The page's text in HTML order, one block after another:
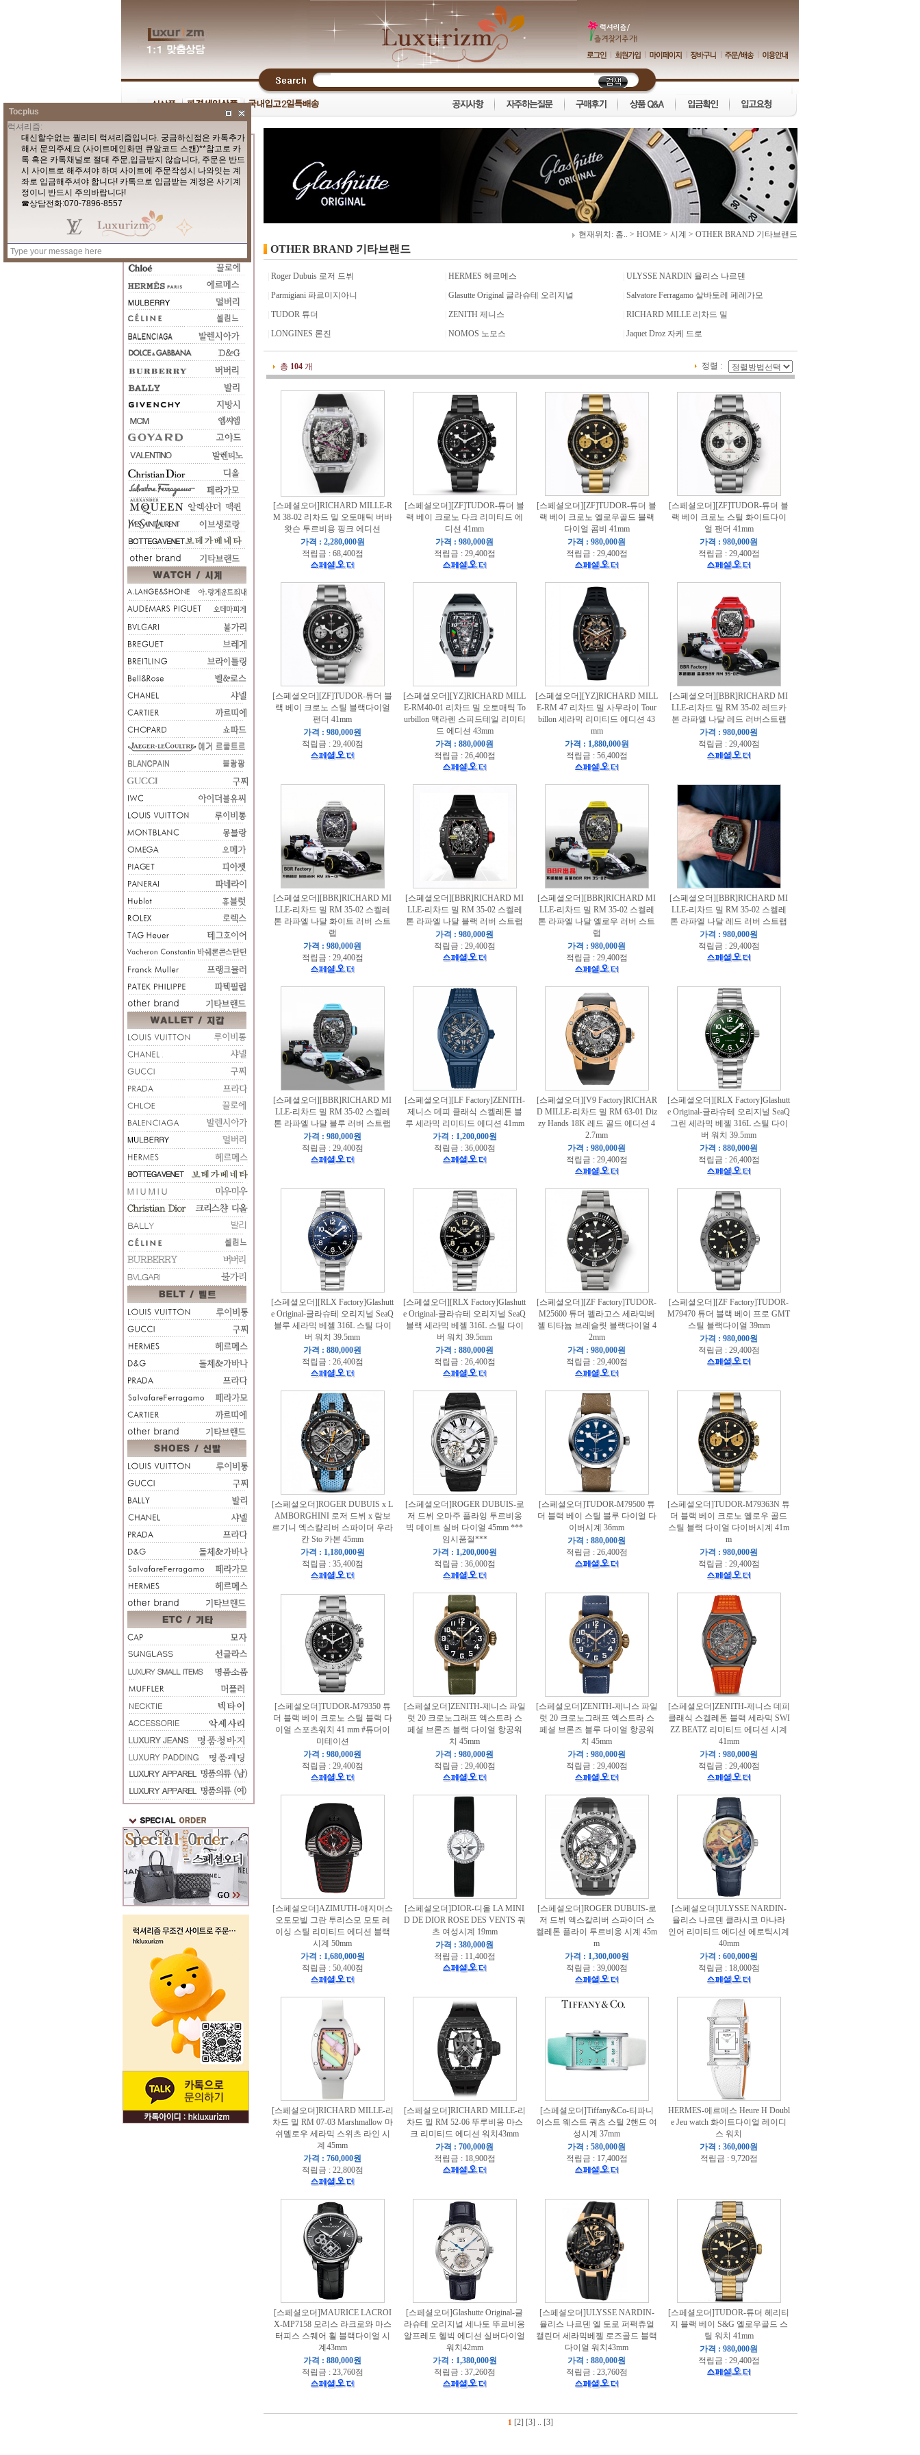
현재위치: 홈.. > HOME > 시계 > OTHER BRAND 기타브랜드
OTHER BRAND 기타브랜드
Roger Dubuis 로저 드뷔 HERMES 헤르메스
ULYSSE NARDIN 율리스 나르덴
Parmigiani 파르미지아니 Glasutte Original 글라슈테 오리지널
Salvatore Ferragamo 살바토레 페레가모
TUDOR 튜더 ZENITH 제니스
RICHARD MILLE 리차드 밀
LONGINES 론진 NOMOS 노모스 Jaquet Droz 자케 드로
총 104 개 정렬 :
[스페셜오더]RICHARD MILLE-R
M 38-02 리차드 밀 오토매틱 버바
왓슨 투르비용 핑크 에디션
가격 : 2,280,000원
적립금 : 68,400점
[스페셜오더][ZF]TUDOR-튜더 블
랙 베이 크로노 다크 리미티드 에
디션 41mm
가격 : 980,000원
적립금 : 29,400점
[스페셜오더][ZF]TUDOR-튜더 블
랙 베이 크로노 옐로우골드 블랙
다이얼 콤비 41mm
가격 : 980,000원
적립금 : 29,400점
[스페셜오더][ZF]TUDOR-튜더 블
랙 베이 크로노 스틸 화이트다이
얼 팬더 41mm
가격 : 980,000원
적립금 : 29,400점
[스페셜오더][ZF]TUDOR-튜더 블
랙 베이 크로노 스틸 블랙다이얼
팬더 41mm
가격 : 980,000원
적립금 : 29,400점
[스페셜오더][YZ]RICHARD MILL
E-RM40-01 리차드 밀 오토매틱 To
urbillon 맥라렌 스피드테일 리미티
드 에디션 43mm
가격 : 880,000원
적립금 : 26,400점
[스페셜오더][YZ]RICHARD MILL
E-RM 47 리차드 밀 사무라이 Tour
billon 세라믹 리미티드 에디션 43
mm
가격 : 1,880,000원
적립금 : 56,400점
[스페셜오더][BBR]RICHARD MI
LLE-리차드 밀 RM 35-02 레드카
본 라파엘 나달 레드 러버스트랩
가격 : 980,000원
적립금 : 29,400점
[스페셜오더][BBR]RICHARD MI
LLE-리차드 밀 RM 35-02 스켈레
톤 라파엘 나달 화이트 러버 스트
랩
가격 : 980,000원
적립금 : 29,400점
[스페셜오더][BBR]RICHARD MI
LLE-리차드 밀 RM 35-02 스켈레
톤 라파엘 나달 블랙 러버 스트랩
가격 : 980,000원
적립금 : 29,400점
[스페셜오더][BBR]RICHARD MI
LLE-리차드 밀 RM 35-02 스켈레
톤 라파엘 나달 옐로우 러버 스트
랩
가격 : 980,000원
적립금 : 29,400점
[스페셜오더][BBR]RICHARD MI
LLE-리차드 밀 RM 35-02 스켈레
톤 라파엘 나달 레드 러버 스트랩
가격 : 980,000원
적립금 : 29,400점
[스페셜오더][BBR]RICHARD MI
LLE-리차드 밀 RM 35-02 스켈레
톤 라파엘 나달 블루 러버 스트랩
가격 : 980,000원
적립금 : 29,400점
[스페셜오더][LF Factory]ZENITH-
제니스 데피 클래식 스켈레톤 블
루 세라믹 리미티드 에디션 41mm
가격 : 1,200,000원
적립금 : 36,000점
[스페셜오더][V9 Factory]RICHAR
D MILLE-리차드 밀 RM 63-01 Diz
zy Hands 18K 레드 골드 에디션 4
2.7mm
가격 : 980,000원
적립금 : 29,400점
[스페셜오더][RLX Factory]Glashutt
e Original-글라슈테 오리지널 SeaQ
그린 세라믹 베젤 316L 스틸 다이
버 워치 39.5mm
가격 : 880,000원
적립금 : 26,400점
[스페셜오더][RLX Factory]Glashutt
e Original-글라슈테 오리지널 SeaQ
블루 세라믹 베젤 316L 스틸 다이
버 워치 39.5mm
가격 : 880,000원
적립금 : 26,400점
[스페셜오더][RLX Factory]Glashutt
e Original-글라슈테 오리지널 SeaQ
블랙 세라믹 베젤 316L 스틸 다이
버 워치 39.5mm
가격 : 880,000원
적립금 : 26,400점
[스페셜오더][ZF Factory]TUDOR-
M25600 튜더 펠라고스 세라믹베
젤 티타늄 브레슬릿 블랙다이얼 4
2mm
가격 : 980,000원
적립금 : 29,400점
[스페셜오더][ZF Factory]TUDOR-
M79470 튜더 블랙 베이 프로 GMT
스틸 블랙다이얼 39mm
가격 : 980,000원
적립금 : 29,400점
[스페셜오더]ROGER DUBUIS x L
AMBORGHINI 로저 드뷔 x 람보
르기니 엑스칼리버 스파이더 우라
칸 Sto 카본 45mm
가격 : 1,180,000원
적립금 : 35,400점
[스페셜오더]ROGER DUBUIS-로
저 드뷔 오마주 플라잉 투르비옹
빅 데이트 실버 다이얼 45mm ***
임시품절***
가격 : 1,200,000원
적립금 : 36,000점
[스페셜오더]TUDOR-M79500 튜
더 블랙 베이 스틸 블루 다이얼 다
이버시계 36mm
가격 : 880,000원
적립금 : 26,400점
[스페셜오더]TUDOR-M79363N 튜
더 블랙 베이 크로노 옐로우 골드
스틸 블랙 다이얼 다이버시계 41m
m
가격 : 980,000원
적립금 : 29,400점
[스페셜오더]TUDOR-M79350 튜
더 블랙 베이 크로노 스틸 블랙 다
이얼 스포츠워치 41 mm #튜더이
미테이션
가격 : 980,000원
적립금 : 29,400점
[스페셜오더]ZENITH-제니스 파일
럿 20 크로노그래프 엑스트라 스
페셜 브론즈 블랙 다이얼 항공워
치 45mm
가격 : 980,000원
적립금 : 29,400점
[스페셜오더]ZENITH-제니스 파일
럿 20 크로노그래프 엑스트라 스
페셜 브론즈 블루 다이얼 항공워
치 45mm
가격 : 980,000원
적립금 : 29,400점
[스페셜오더]ZENITH-제니스 데피
클래식 스켈레톤 블랙 세라믹 SWI
ZZ BEATZ 리미티드 에디션 시계
41mm
가격 : 980,000원
적립금 : 29,400점
[스페셜오더]AZIMUTH-애지머스
오토모빌 그란 투리스모 모토 레
이싱 스틸 리미티드 에디션 블랙
시계 50mm
가격 : 1,680,000원
적립금 : 50,400점
[스페셜오더]DIOR-디올 LA MINI
D DE DIOR ROSE DES VENTS 쿼
츠 여성시계 19mm
가격 : 380,000원
적립금 : 11,400점
[스페셜오더]ROGER DUBUIS-로
저 드뷔 엑스칼리버 스파이더 스
켈레톤 플라이 투르비옹 시계 45m
m
가격 : 1,300,000원
적립금 : 39,000점
[스페셜오더]ULYSSE NARDIN-
율리스 나르덴 클라시코 마나라
인어 리미티드 에디션 에로틱시계
40mm
가격 : 600,000원
적립금 : 18,000점
[스페셜오더]RICHARD MILLE-리
차드 밀 RM 07-03 Marshmallow 마
쉬멜로우 세라믹 스위츠 라인 시
계 45mm
가격 : 760,000원
적립금 : 22,800점
[스페셜오더]RICHARD MILLE-리
차드 밀 RM 52-06 뚜루비옹 마스
크 리미티드 에디션 워치43mm
가격 : 700,000원
적립금 : 18,900점
[스페셜오더]Tiffany&Co-티파니
이스트 웨스트 쿼츠 스틸 2핸드 여
성시계 37mm
가격 : 580,000원
적립금 : 17,400점
HERMES-에르메스 Heure H Doubl
e Jeu watch 화이트다이얼 레이디
스 워치
가격 : 360,000원
적립금 : 9,720점
[스페셜오더]MAURICE LACROI
X-MP7158 모리스 라크로와 마스
터피스 스퀘어 훨 블랙다이얼 시
계43mm
가격 : 880,000원
적립금 : 23,760점
[스페셜오더]Glashutte Original-글
라슈테 오리지널 세나토 뚜르비옹
알프레도 헬빅 에디션 실버다이얼
워치42mm
가격 : 1,380,000원
적립금 : 37,260점
[스페셜오더]ULYSSE NARDIN-
율리스 나르덴 엘 토로 퍼팩츄얼
캘린더 세라믹베젤 로즈골드 블랙
다이얼 워치43mm
가격 : 880,000원
적립금 : 23,760점
[스페셜오더]TUDOR-튜더 헤리티
지 블랙 베이 S&G 옐로우골드 스
틸 워치 41mm
가격 : 980,000원
적립금 : 29,400점
1 [2] [3] .. [3]
Tocplus